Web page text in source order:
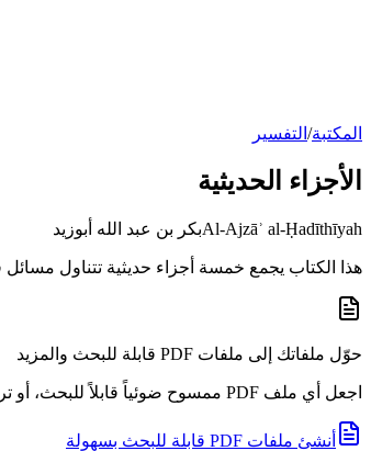
المكتبة/ التفسير
الأجزاء الحديثية
Al-Ajzāʾ al-Ḥadīthīyahبكر بن عبد الله أبوزيد
هذا الكتاب يجمع خمسة أجزاء حديثية تتناول
حوّل ملفاتك إلى ملفات PDF قابلة للبحث والمزيد
اجعل أي ملف PDF ممسوح ضوئياً قابلاً للبحث، أو ترجمه، والمزيد — في دقائق.
أنشئ ملفات PDF قابلة للبحث بسهولة